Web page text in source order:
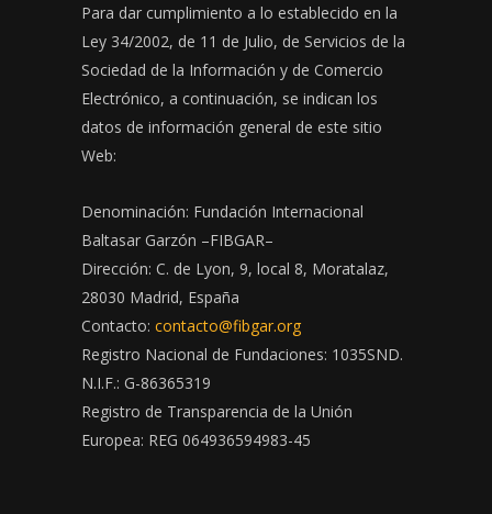
Para dar cumplimiento a lo establecido en la
Ley 34/2002, de 11 de Julio, de Servicios de la
Sociedad de la Información y de Comercio
Electrónico, a continuación, se indican los
datos de información general de este sitio
Web:
Denominación: Fundación Internacional
Baltasar Garzón –FIBGAR–
Dirección: C. de Lyon, 9, local 8, Moratalaz,
28030 Madrid, España
Contacto: contacto@fibgar.org
Registro Nacional de Fundaciones: 1035SND.
N.I.F.: G-86365319
Registro de Transparencia de la Unión
Europea: REG 064936594983-45